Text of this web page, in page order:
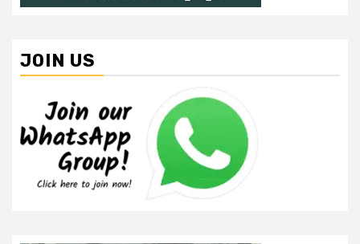
JOIN US